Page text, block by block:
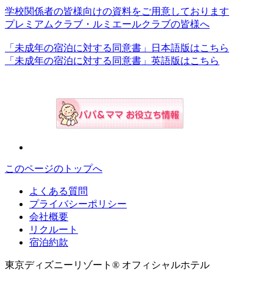
学校関係者の皆様向けの資料をご用意しております
プレミアムクラブ・ルミエールクラブの皆様へ
「未成年の宿泊に対する同意書」日本語版はこちら
「未成年の宿泊に対する同意書」英語版はこちら
このページのトップへ
よくある質問
プライバシーポリシー
会社概要
リクルート
宿泊約款
東京ディズニーリゾート® オフィシャルホテル